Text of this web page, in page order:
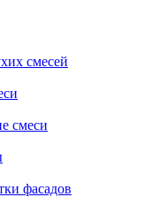
смесей
смеси
фасадов